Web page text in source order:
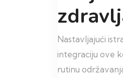
Nastavljajući
integraciju ove
rutinu